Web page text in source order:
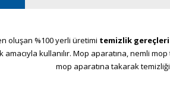
oluşan %100 yerli üretimi temizlik gereçleri
kullanılır. Mop aparatına, nemli
mop aparatına takarak